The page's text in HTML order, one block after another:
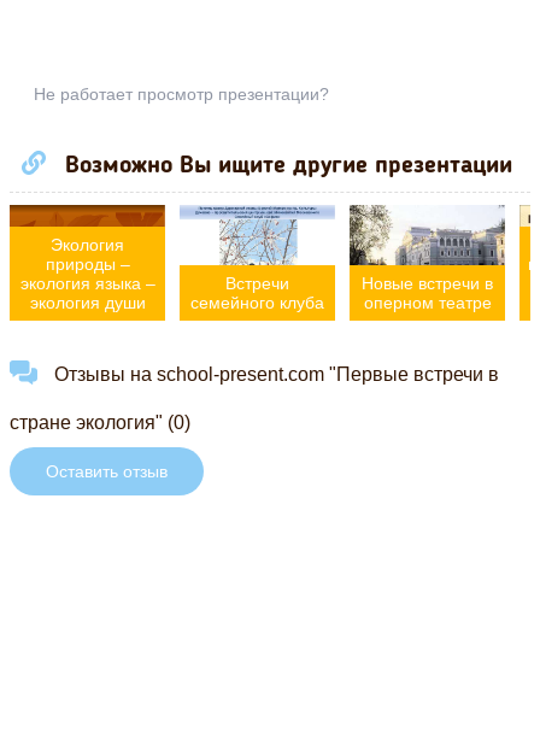
Не работает просмотр презентации?
Возможно Вы ищите другие презентации
Экология
природы –
экология языка –
экология души
Встречи
семейного клуба
Новые встречи в
оперном театре
Отзывы на school-present.com "Первые встречи в
стране экология" (0)
Оставить отзыв